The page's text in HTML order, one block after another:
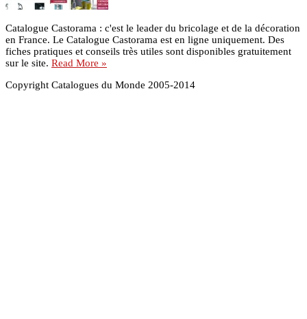
Catalogue Castorama : c'est le leader du bricolage et de la décoration
en France. Le Catalogue Castorama est en ligne uniquement. Des
fiches pratiques et conseils très utiles sont disponibles gratuitement
sur le site. Read More »
Copyright Catalogues du Monde 2005-2014